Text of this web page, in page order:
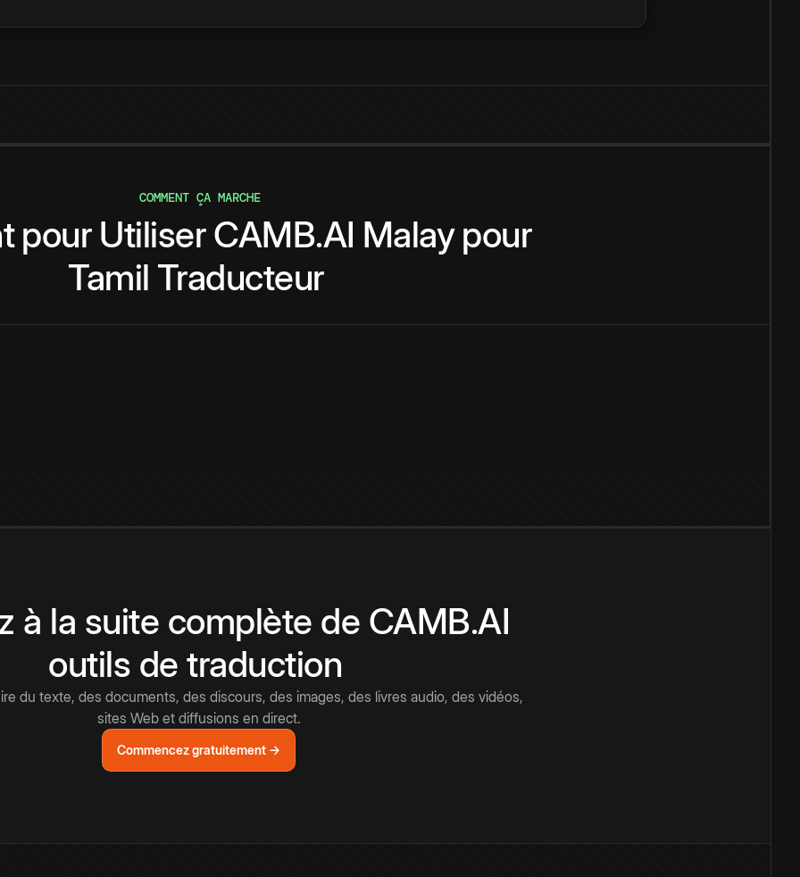
COMMENT ÇA MARCHE
pour UtiliserCAMB.AI Malaypour
Tamil Traducteur
à la suite complète de CAMB.AI
outils de traduction
du texte, des documents, des discours, des images, des livres audio, des vidéos,
sites Web et diffusions en direct.
Commencez gratuitement →